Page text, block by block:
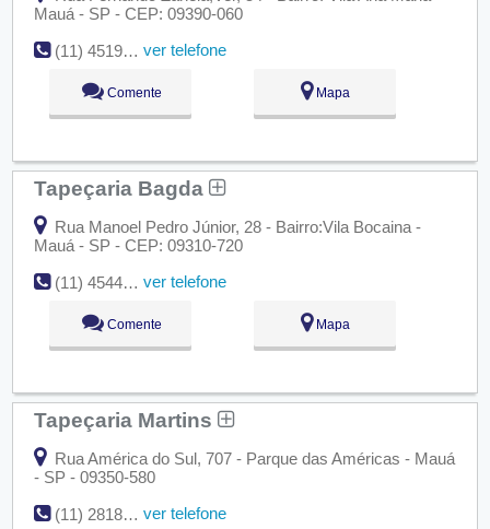
Mauá - SP - CEP: 09390-060
(11) 4519-7202
ver telefone
Comente Mapa
Tapeçaria Bagda
Rua Manoel Pedro Júnior, 28 - Bairro:Vila Bocaina -
Mauá - SP - CEP: 09310-720
(11) 4544-6681
ver telefone
Comente Mapa
Tapeçaria Martins
Rua América do Sul, 707 - Parque das Américas - Mauá
- SP - 09350-580
(11) 2818-0741
ver telefone